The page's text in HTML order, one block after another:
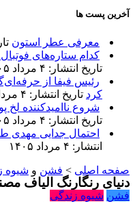
آخرین پست ها
معرفی عطر استون
کدام ستاره‌های
تاریخ انتشار: ۴ مرداد ۱۴۰۵
رئیس فیفا از
کرد تاریخ انتشار: ۴ مرداد ۱۴۰۵
شروع ناامیدکننده لخ
تاریخ انتشار: ۴ مرداد ۱۴۰۵
احتمال جدایی مهدی
انتشار: ۴ مرداد ۱۴۰۵
صفحه اصلی > فشن و شیوه
دنیای رنگارنگ الیاف
فشن شیوه زندگی